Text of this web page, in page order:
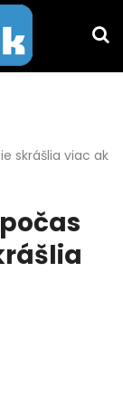
skrášlia viac ak